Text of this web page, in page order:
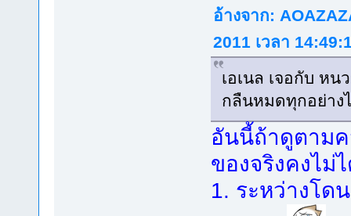
อ้างจาก:
2011 เวลา
เอเนล เจอกับ ห
กลืนหมดทุกอย่าง
อันนี้ถ้าดูตามค
ของจริงคงไม่
1. ระหว่างโด